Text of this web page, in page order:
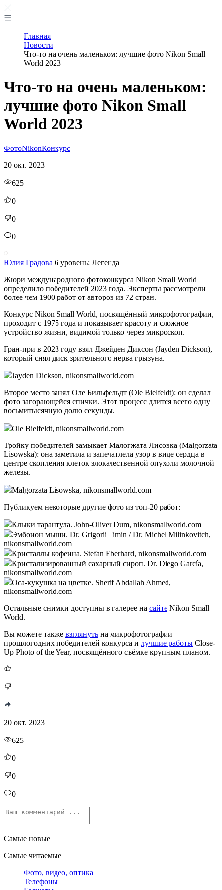
Главная
Новости
Что-то на очень маленьком: лучшие фото Nikon Small
World 2023
Что-то на очень маленьком:
лучшие фото Nikon Small
World 2023
ФотоNikonКонкурс
20 окт. 2023
625
0
0
0
Юлия Градова 6 уровень: Легенда
Жюри международного фотоконкурса Nikon Small World
определило победителей 2023 года. Эксперты рассмотрели
более чем 1900 работ от авторов из 72 стран.
Конкурс Nikon Small World, посвящённый микрофотографии,
проходит с 1975 года и показывает красоту и сложное
устройство жизни, видимой только через микроскоп.
Гран-при в 2023 году взял Джейден Диксон (Jayden Dickson),
который снял диск зрительного нерва грызуна.
Jayden Dickson, nikonsmallworld.com
Второе место занял Оле Бильфельдт (Ole Bielfeldt): он сделал
фото загорающейся спички. Этот процесс длится всего одну
восьмитысячную долю секунды.
Ole Bielfeldt, nikonsmallworld.com
Тройку победителей замыкает Малогжата Лисовка (Malgorzata
Lisowska): она заметила и запечатлела узор в виде сердца в
центре скопления клеток злокачественной опухоли молочной
железы.
Malgorzata Lisowska, nikonsmallworld.com
Публикуем некоторые другие фото из топ-20 работ:
Клыки тарантула. John-Oliver Dum, nikonsmallworld.com
Эмбоион мыши. Dr. Grigorii Timin / Dr. Michel Milinkovitch,
nikonsmallworld.com
Кристаллы кофеина. Stefan Eberhard, nikonsmallworld.com
Кристализированный сахарный сироп. Dr. Diego García,
nikonsmallworld.com
Оса-кукушка на цветке. Sherif Abdallah Ahmed,
nikonsmallworld.com
Остальные снимки доступны в галерее на сайте Nikon Small
World.
Вы можете также взглянуть на микрофотографии
прошлогодних победителей конкурса и лучшие работы Close-
Up Photo of the Year, посвящённого съёмке крупным планом.
20 окт. 2023
625
0
0
0
Самые новые
Самые читаемые
Фото, видео, оптика
Телефоны